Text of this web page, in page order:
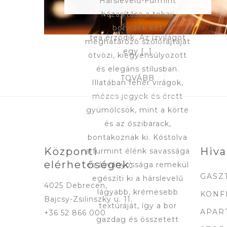
büszkélkedhet. Illatában
ánizs, őszibarack és zöld
tea érződik. Az ízvilágot
egy […]
TOVÁBB
házasítása a tokaji
borvidék két
meghatározó szőlőfajtáját
ötvözi, kiegyensúlyozott
és elegáns stílusban.
Illatában fehér virágok,
mézes jegyek és érett
gyümölcsök, mint a körte
és az őszibarack,
bontakoznak ki. Kóstolva
a furmint élénk savassága
és ásványossága remekül
egészíti ki a hárslevelű
lágyabb, krémesebb
textúráját, így a bor
gazdag és összetett
Bejegyzések
Központi
elérhetőségek:
4025 Debrecen,
Bajcsy-Zsilinszky u. 11.
+36 52 866 000